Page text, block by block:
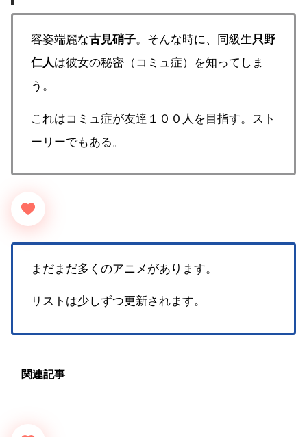
容姿端麗な古見硝子。そんな時に、同級生只野
仁人は彼女の秘密（コミュ症）を知ってしま
う。
これはコミュ症が友達１００人を目指す。スト
ーリーでもある。
まだまだ多くのアニメがあります。
リストは少しずつ更新されます。
関連記事